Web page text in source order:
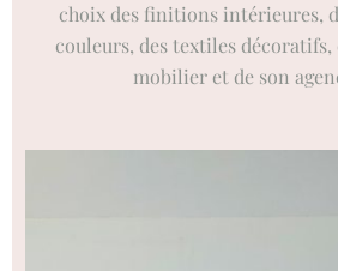
choix des finitions intérieures,
couleurs, des textiles décoratifs,
mobilier et de son